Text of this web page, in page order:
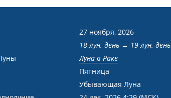
27 ноября, 2026
18 лун. день → 19 лун. день
Луна в Раке
Пятница
Убывающая Луна